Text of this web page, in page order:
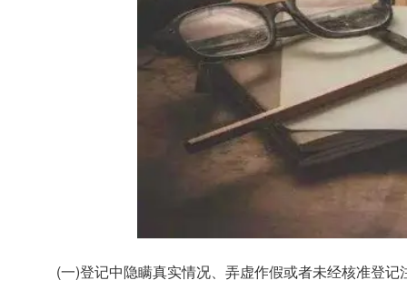
(一)登记中隐瞒真实情况、弄虚作假或者未经核准登记